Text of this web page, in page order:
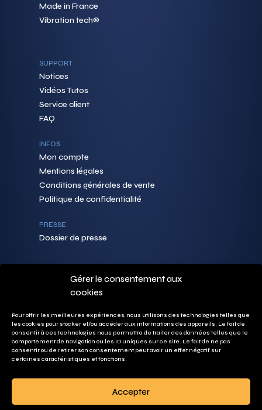
Gérer le consentement aux
cookies
Pour offrir les meilleures expériences, nous utilisons des technologies telles que
les cookies pour stocker et/ou accéder aux informations des appareils. Le fait de
consentir à ces technologies nous permettra de traiter des données telles que le
comportement de navigation ou les ID uniques sur ce site. Le fait de ne pas
consentir ou de retirer son consentement peut avoir un effet négatif sur
certaines caractéristiques et fonctions.
Accepter
Made in France
Vibration tech®
SUPPORT
Notices
Vidéos Tutos
Service client
FAQ
INFOS
Mon compte
Mentions légales
Conditions générales de vente
Politique de confidentialité
PRESSE
Dossier de presse
CONTACTS
PEOPEO SA
38920 Crolles
FRANCE
+33 (0)7 67 20 22 79
contact@peopeo.io
DOCUMENTS
Catalogue PEOPEO
Kit Web